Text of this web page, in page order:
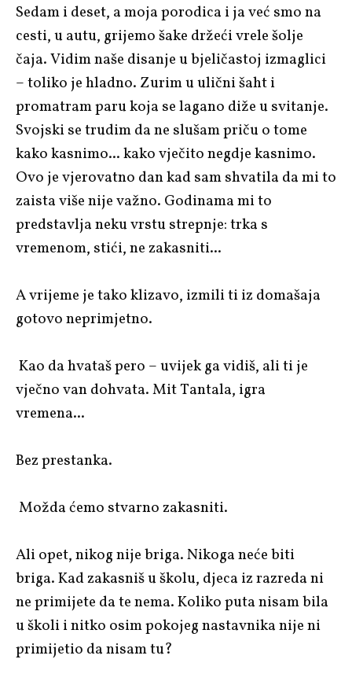
Sedam i deset, a moja porodica i ja već smo na
cesti, u autu, grijemo šake držeći vrele šolje
čaja. Vidim naše disanje u bjeličastoj izmaglici
– toliko je hladno. Zurim u ulični šaht i
promatram paru koja se lagano diže u svitanje.
Svojski se trudim da ne slušam priču o tome
kako kasnimo... kako vječito negdje kasnimo.
Ovo je vjerovatno dan kad sam shvatila da mi to
zaista više nije važno. Godinama mi to
predstavlja neku vrstu strepnje: trka s
vremenom, stići, ne zakasniti...
A vrijeme je tako klizavo, izmili ti iz domašaja
gotovo neprimjetno.
Kao da hvataš pero – uvijek ga vidiš, ali ti je
vječno van dohvata. Mit Tantala, igra
vremena...
Bez prestanka.
Možda ćemo stvarno zakasniti.
Ali opet, nikog nije briga. Nikoga neće biti
briga. Kad zakasniš u školu, djeca iz razreda ni
ne primijete da te nema. Koliko puta nisam bila
u školi i nitko osim pokojeg nastavnika nije ni
primijetio da nisam tu?